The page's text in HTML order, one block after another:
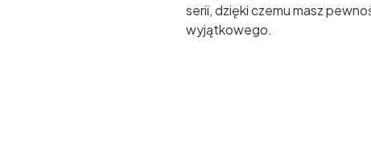
serii, dzięki czemu masz
wyjątkowego.